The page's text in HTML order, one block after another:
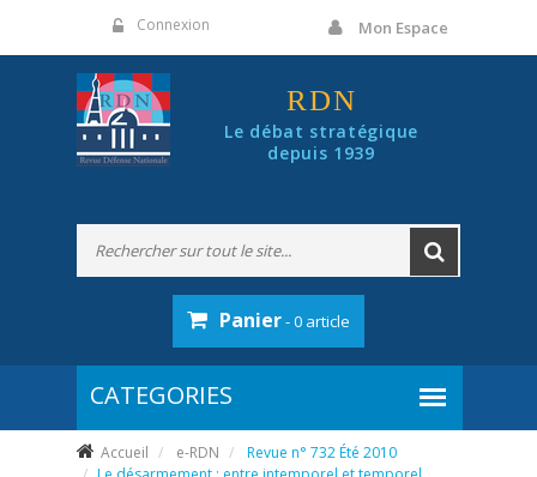
Connexion Mon Espace
RDN
Le débat stratégique
depuis 1939
Panier- 0 article
Accueil e-RDN
Revue n° 732 Été 2010